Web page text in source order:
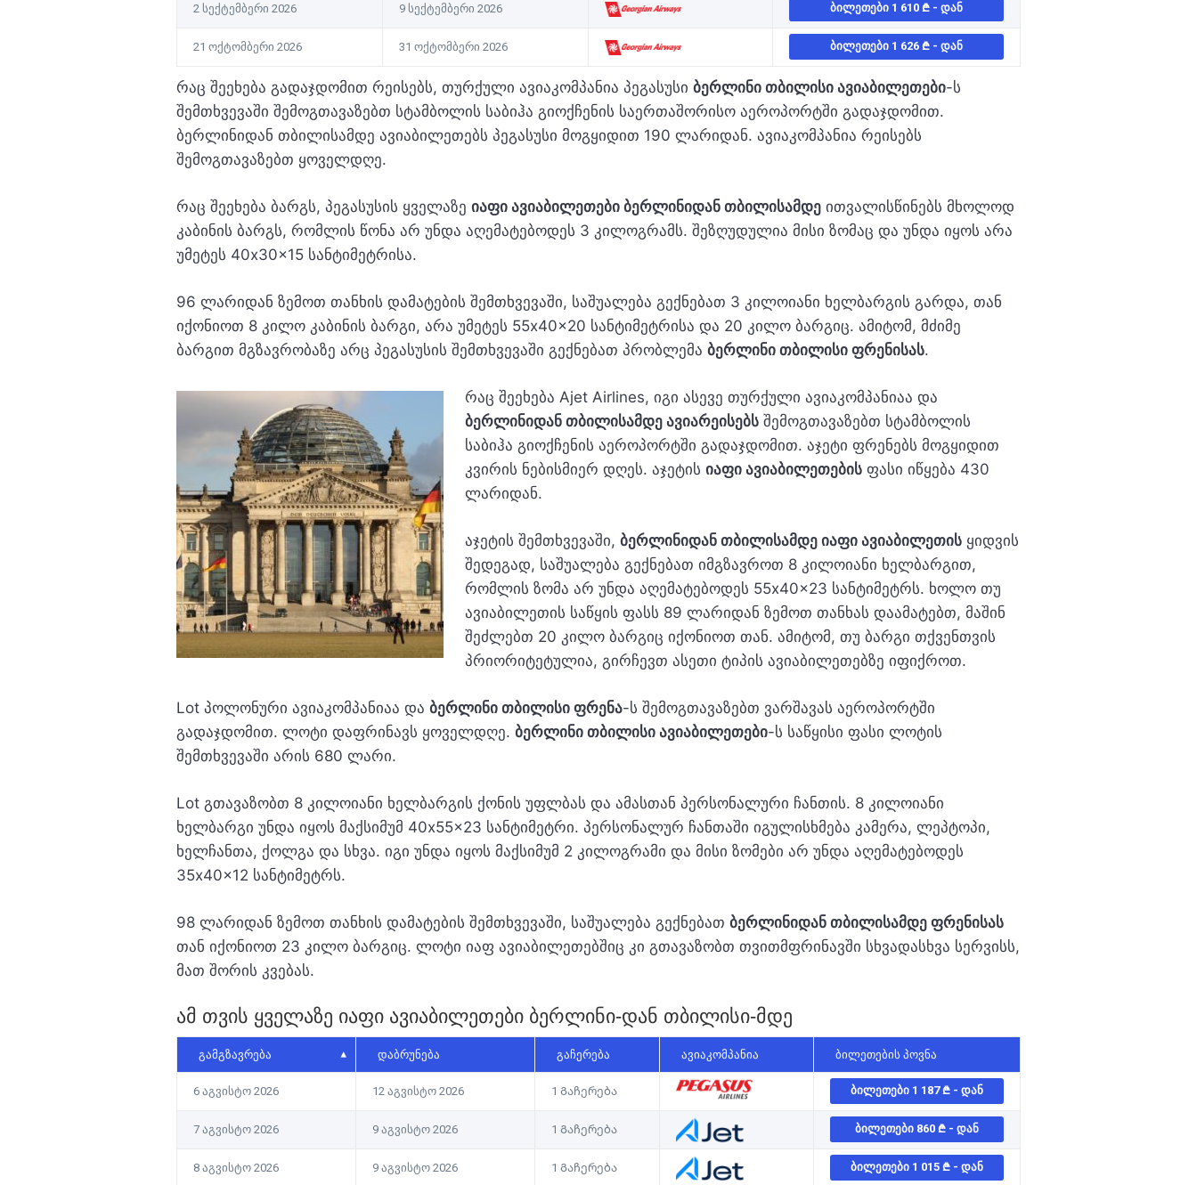
2 სექტემბერი 2026 9 სექტემბერი 2026 ᲑᲘᲚᲔᲗᲔᲑᲘ 1 610 - ᲓᲐᲜ
21 ოქტომბერი 2026 31 ოქტომბერი 2026 ᲑᲘᲚᲔᲗᲔᲑᲘ 1 626 - ᲓᲐᲜ
რაც შეეხება გადაჯდომით რეისებს, თურქული ავიაკომპანია პეგასუსი ბერლინი თბილისი ავიაბილეთები-ს
შემთხვევაში შემოგთავაზებთ სტამბოლის საბიჰა გიოქჩენის საერთაშორისო აეროპორტში გადაჯდომით.
ბერლინიდან თბილისამდე ავიაბილეთებს პეგასუსი მოგყიდით 190 ლარიდან. ავიაკომპანია რეისებს
შემოგთავაზებთ ყოველდღე.
რაც შეეხება ბარგს, პეგასუსის ყველაზე იაფი ავიაბილეთები ბერლინიდან თბილისამდე ითვალისწინებს მხოლოდ
კაბინის ბარგს, რომლის წონა არ უნდა აღემატებოდეს 3 კილოგრამს. შეზღუდულია მისი ზომაც და უნდა იყოს არა
უმეტეს 40x30x15 სანტიმეტრისა.
96 ლარიდან ზემოთ თანხის დამატების შემთხვევაში, საშუალება გექნებათ 3 კილოიანი ხელბარგის გარდა, თან
იქონიოთ 8 კილო კაბინის ბარგი, არა უმეტეს 55x40x20 სანტიმეტრისა და 20 კილო ბარგიც. ამიტომ, მძიმე
ბარგით მგზავრობაზე არც პეგასუსის შემთხვევაში გექნებათ პრობლემა ბერლინი თბილისი ფრენისას.
რაც შეეხება Ajet Airlines, იგი ასევე თურქული ავიაკომპანიაა და
ბერლინიდან თბილისამდე ავიარეისებს შემოგთავაზებთ სტამბოლის
საბიჰა გიოქჩენის აეროპორტში გადაჯდომით. აჯეტი ფრენებს მოგყიდით
კვირის ნებისმიერ დღეს. აჯეტის იაფი ავიაბილეთების ფასი იწყება 430
ლარიდან.
აჯეტის შემთხვევაში, ბერლინიდან თბილისამდე იაფი ავიაბილეთის ყიდვის
შედეგად, საშუალება გექნებათ იმგზავროთ 8 კილოიანი ხელბარგით,
რომლის ზომა არ უნდა აღემატებოდეს 55x40x23 სანტიმეტრს. ხოლო თუ
ავიაბილეთის საწყის ფასს 89 ლარიდან ზემოთ თანხას დაამატებთ, მაშინ
შეძლებთ 20 კილო ბარგიც იქონიოთ თან. ამიტომ, თუ ბარგი თქვენთვის
პრიორიტეტულია, გირჩევთ ასეთი ტიპის ავიაბილეთებზე იფიქროთ.
Lot პოლონური ავიაკომპანიაა და ბერლინი თბილისი ფრენა-ს შემოგთავაზებთ ვარშავას აეროპორტში
გადაჯდომით. ლოტი დაფრინავს ყოველდღე. ბერლინი თბილისი ავიაბილეთები-ს საწყისი ფასი ლოტის
შემთხვევაში არის 680 ლარი.
Lot გთავაზობთ 8 კილოიანი ხელბარგის ქონის უფლბას და ამასთან პერსონალური ჩანთის. 8 კილოიანი
ხელბარგი უნდა იყოს მაქსიმუმ 40x55x23 სანტიმეტრი. პერსონალურ ჩანთაში იგულისხმება კამერა, ლეპტოპი,
ხელჩანთა, ქოლგა და სხვა. იგი უნდა იყოს მაქსიმუმ 2 კილოგრამი და მისი ზომები არ უნდა აღემატებოდეს
35x40x12 სანტიმეტრს.
98 ლარიდან ზემოთ თანხის დამატების შემთხვევაში, საშუალება გექნებათ ბერლინიდან თბილისამდე ფრენისას
თან იქონიოთ 23 კილო ბარგიც. ლოტი იაფ ავიაბილეთებშიც კი გთავაზობთ თვითმფრინავში სხვადასხვა სერვისს,
მათ შორის კვებას.
ამ თვის ყველაზე იაფი ავიაბილეთები ბერლინი-დან თბილისი-მდე
ᲒᲐᲛᲒᲖᲐᲕᲠᲔᲑᲐ ᲓᲐᲑᲠᲣᲜᲔᲑᲐ ᲒᲐᲩᲔᲠᲔᲑᲐ ᲐᲕᲘᲐᲙᲝᲛᲞᲐᲜᲘᲐ ᲑᲘᲚᲔᲗᲔᲑᲘᲡ ᲞᲝᲕᲜᲐ
6 აგვისტო 2026 12 აგვისტო 2026 1 Გაჩერება ᲑᲘᲚᲔᲗᲔᲑᲘ 1 187 - ᲓᲐᲜ
7 აგვისტო 2026 9 აგვისტო 2026 1 Გაჩერება ᲑᲘᲚᲔᲗᲔᲑᲘ 860 - ᲓᲐᲜ
8 აგვისტო 2026 9 აგვისტო 2026 1 Გაჩერება ᲑᲘᲚᲔᲗᲔᲑᲘ 1 015 - ᲓᲐᲜ